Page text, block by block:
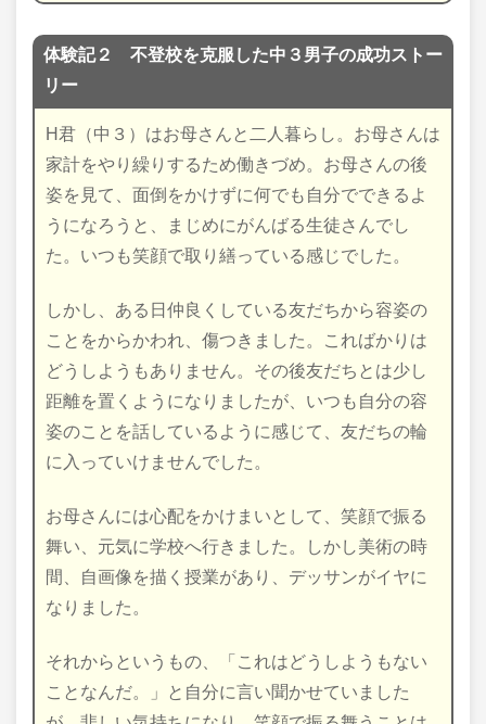
体験記２ 不登校を克服した中３男子の成功ストー
リー
H君（中３）はお母さんと二人暮らし。お母さんは
家計をやり繰りするため働きづめ。お母さんの後
姿を見て、面倒をかけずに何でも自分でできるよ
うになろうと、まじめにがんばる生徒さんでし
た。いつも笑顔で取り繕っている感じでした。
しかし、ある日仲良くしている友だちから容姿の
ことをからかわれ、傷つきました。こればかりは
どうしようもありません。その後友だちとは少し
距離を置くようになりましたが、いつも自分の容
姿のことを話しているように感じて、友だちの輪
に入っていけませんでした。
お母さんには心配をかけまいとして、笑顔で振る
舞い、元気に学校へ行きました。しかし美術の時
間、自画像を描く授業があり、デッサンがイヤに
なりました。
それからというもの、「これはどうしようもない
ことなんだ。」と自分に言い聞かせていました